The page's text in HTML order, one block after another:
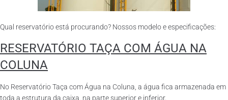
Qual reservatório está procurando? Nossos modelo e especificações:
RESERVATÓRIO TAÇA COM ÁGUA NA
COLUNA
No Reservatório Taça com Água na Coluna, a água fica armazenada em
toda a estrutura da caixa, na parte superior e inferior.